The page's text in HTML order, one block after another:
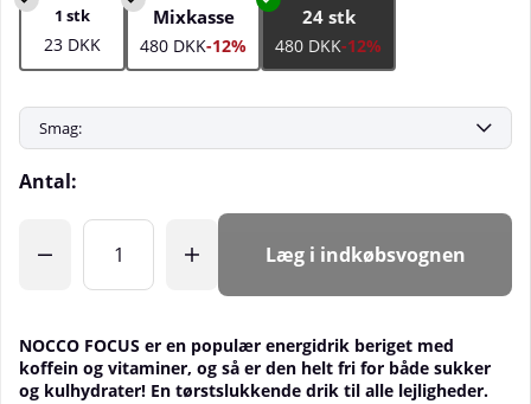
1 stk
23 DKK
Mixkasse
480 DKK-12%
24 stk
480 DKK-12%
Antal:
Læg i indkøbsvognen
NOCCO FOCUS er en populær energidrik beriget med
koffein og vitaminer, og så er den helt fri for både sukker
og kulhydrater! En tørstslukkende drik til alle lejligheder.